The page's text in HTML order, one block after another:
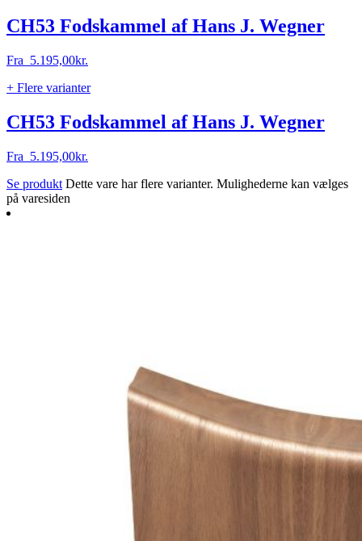
CH53 Fodskammel af Hans J. Wegner
Fra 5.195,00kr.
+ Flere varianter
CH53 Fodskammel af Hans J. Wegner
Fra 5.195,00kr.
Se produkt Dette vare har flere varianter. Mulighederne kan vælges
på varesiden